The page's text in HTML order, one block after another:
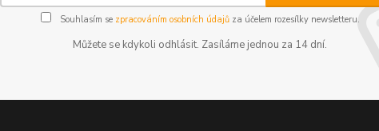
Souhlasím se zpracováním osobních údajůza účelem rozesílky newsletteru.
Můžete se kdykoli odhlásit. Zasíláme jednou za 14 dní.